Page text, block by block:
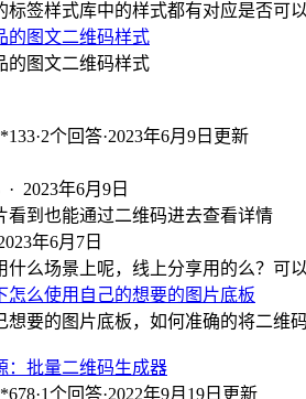
标签样式库中的样式都有对应是否可
的图文二维码样式
的图文二维码样式
·2个回答·2023年6月9日更新
· 2023年6月9日
看到也能通过二维码进去查看详情
年6月7日
什么场景上呢，线上分享用的么？可
怎么使用自己的想要的图片底板
想要的图片底板，如何准确的将二维
批量二维码生成器
·1个回答·2022年9月19日更新